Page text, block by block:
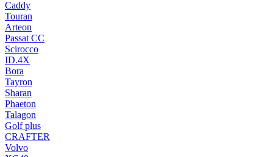
Caddy
Touran
Arteon
Passat CC
Scirocco
ID.4X
Bora
Tayron
Sharan
Phaeton
Talagon
Golf plus
CRAFTER
Volvo